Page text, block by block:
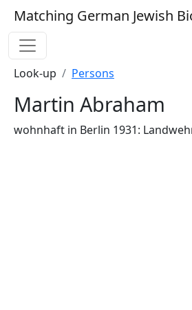
Matching German Jewish
Look-up Persons
Martin Abraham
wohnhaft in Berlin 1931: